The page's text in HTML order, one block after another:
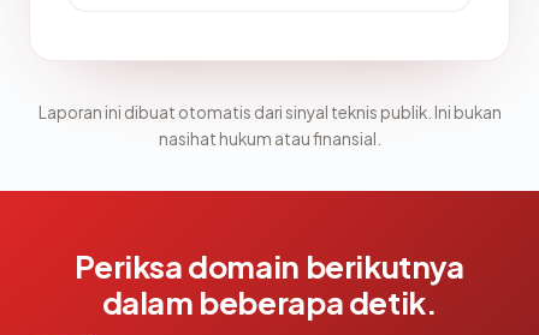
Laporan ini dibuat otomatis dari sinyal teknis publik. Ini bukan
nasihat hukum atau finansial.
Periksa domain berikutnya
dalam beberapa detik.